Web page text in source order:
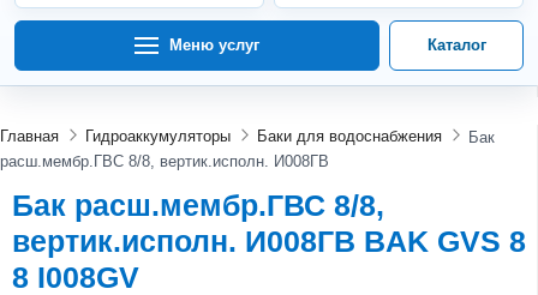
Меню услуг Каталог
Главная Гидроаккумуляторы Баки для водоснабжения
Бак
расш.мембр.ГВС 8/8, вертик.исполн. И008ГВ
Бак расш.мембр.ГВС 8/8,
вертик.исполн. И008ГВ BAK GVS 8
8 I008GV